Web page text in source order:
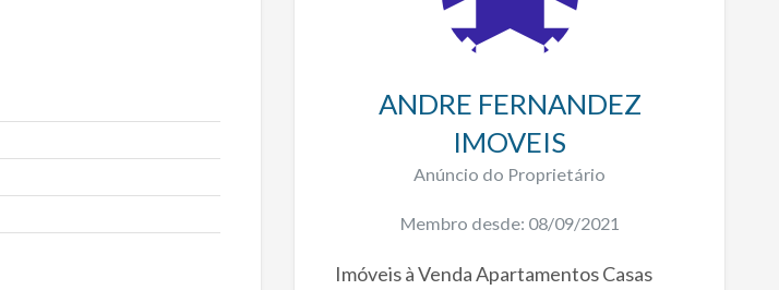
ANDRE FERNANDEZ
IMOVEIS
Anúncio do Proprietário
Membro desde: 08/09/2021
Imóveis à Venda Apartamentos Casas